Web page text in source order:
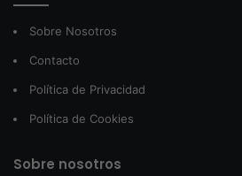
Sobre Nosotros
Contacto
Política de Privacidad
Política de Cookies
Sobre nosotros